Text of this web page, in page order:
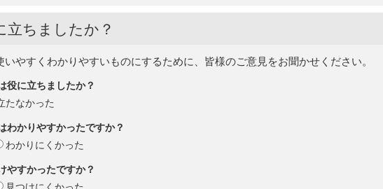
立ちましたか？
やすくわかりやすいものにするために、皆様のご意見をお聞かせください。
役に立ちましたか？
たなかった
わかりやすかったですか？
わかりにくかった
やすかったですか？